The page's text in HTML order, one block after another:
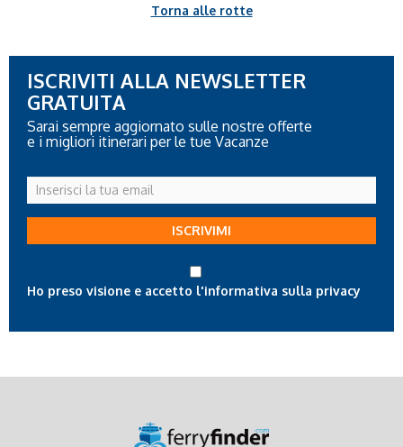
Torna alle rotte
ISCRIVITI ALLA NEWSLETTER
GRATUITA
Sarai sempre aggiornato sulle nostre offerte
e i migliori itinerari per le tue Vacanze
Inserisci
la
tua
ISCRIVIMI
Ho preso visione e accetto l'informativa sulla privacy